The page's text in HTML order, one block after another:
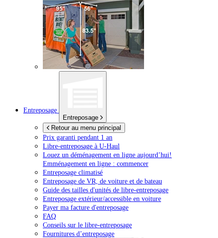
Entreposage
Entreposage
Retour au menu principal
Prix garanti pendant 1 an
Libre-entreposage à U-Haul
Louez un déménagement en ligne aujourd’hui!
Emménagement en ligne : commencer
Entreposage climatisé
Entreposage de VR, de voiture et de bateau
Guide des tailles d'unités de libre-entreposage
Entreposage extérieur/accessible en voiture
Payer ma facture d'entreposage
FAQ
Conseils sur le libre-entreposage
Fournitures d’entreposage